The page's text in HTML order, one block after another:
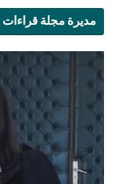
مديرة مجلة قراءات